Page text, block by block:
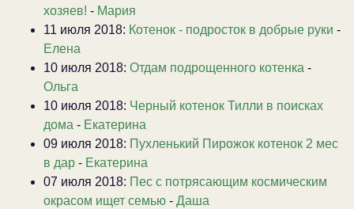
хозяев! - Мария
11 июля 2018: Котенок - подросток в добрые руки -
Елена
10 июля 2018: Отдам подрощенного котенка -
Ольга
10 июля 2018: Черный котенок Тилли в поисках
дома - Екатерина
09 июля 2018: Пухленький Пирожок котенок 2 мес
в дар - Екатерина
07 июля 2018: Пес с потрясающим космическим
окрасом ищет семью - Даша